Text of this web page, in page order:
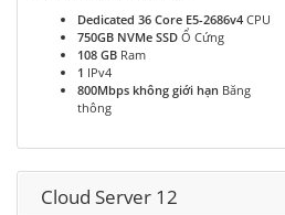
Dedicated 36 Core E5-2686v4 CPU
750GB NVMe SSD Ổ Cứng
108 GB Ram
1 IPv4
800Mbps không giới hạn Băng
thông
Cloud Server 12